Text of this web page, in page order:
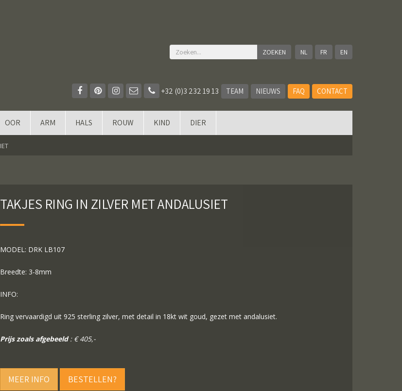
NL FR EN
+32 (0)3 232 19 13 TEAM NIEUWS FAQ CONTACT
OOR ARM HALS ROUW KIND DIER
TAKJES RING IN ZILVER MET ANDALUSIET
MODEL: DRK LB107
Breedte: 3-8mm
INFO:
Ring vervaardigd uit 925 sterling zilver, met detail in 18kt wit goud, gezet met andalusiet.
Prijs zoals afgebeeld: € 405,-
MEER INFO BESTELLEN?